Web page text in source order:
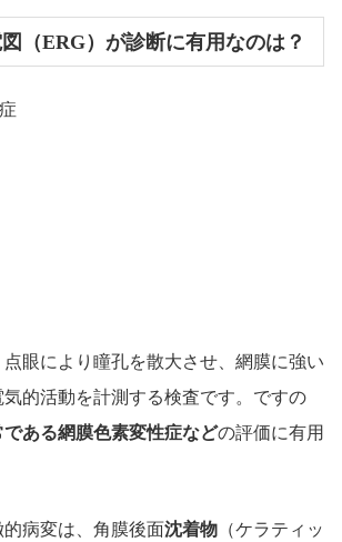
図（ERG）が診断に有用なのは？
点眼により瞳孔を散大させ、網膜に強い
的活動を計測する検査です。ですの
ある網膜色素変性症などの評価に有用
的病変は、角膜後面沈着物 （ケラティッ